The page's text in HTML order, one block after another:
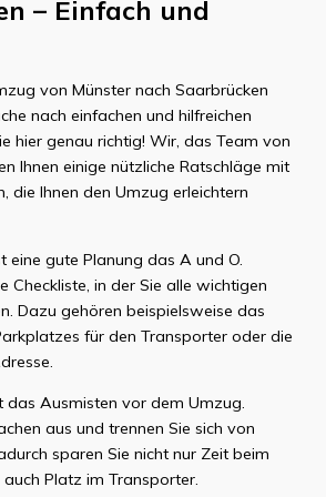
– Einfach und
von Münster nach Saarbrücken
nach einfachen und hilfreichen
hier genau richtig! Wir, das Team von
Ihnen einige nützliche Ratschläge mit
die Ihnen den Umzug erleichtern
eine gute Planung das A und O.
Checkliste, in der Sie alle wichtigen
Dazu gehören beispielsweise das
für den Transporter oder die
das Ausmisten vor dem Umzug.
aus und trennen Sie sich von
sparen Sie nicht nur Zeit beim
Platz im Transporter.